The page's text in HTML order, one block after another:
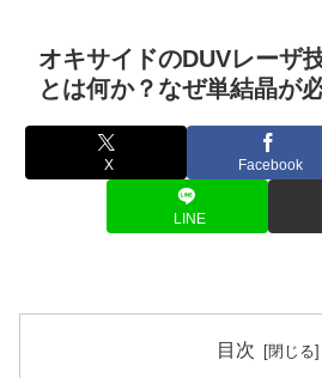
オキサイドのDUVレー
とは何か？なぜ単結晶が
X Facebook
LINE
目次